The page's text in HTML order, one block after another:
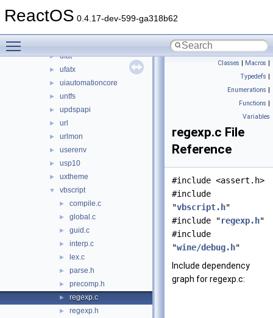
ReactOS 0.4.17-dev-599-ga318b62
► ucdfs
► ufat
► ufatx
► uiautomationcore
► untfs
► updspapi
► url
► urlmon
► userenv
► usp10
► uxtheme
▼ vbscript
► compile.c
► global.c
► guid.c
► interp.c
► lex.c
► parse.h
► precomp.h
► regexp.c
► regexp.h
Classes | Macros |
Typedefs |
Enumerations |
Functions |
Variables
regexp.c File
Reference
#include <assert.h>
#include
"vbscript.h"
#include "regexp.h"
#include
"wine/debug.h"
Include dependency
graph for regexp.c: